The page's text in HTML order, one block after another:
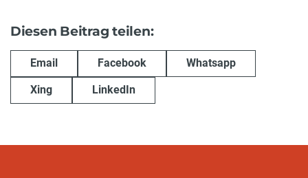
Diesen Beitrag teilen:
Email Facebook Whatsapp
Xing LinkedIn